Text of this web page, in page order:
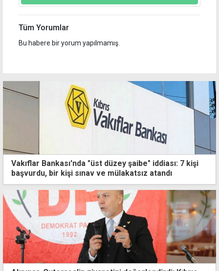
Tüm Yorumlar
Bu habere bir yorum yapılmamış.
Vakıflar Bankası'nda "üst düzey şaibe" iddiası: 7 kişi
başvurdu, bir kişi sınav ve mülakatsız atandı